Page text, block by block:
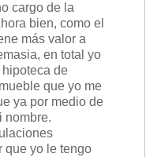
cargo de la
bien, como el
más valor a
en total yo
de
que yo me
ya por medio de
nombre.
que yo le tengo